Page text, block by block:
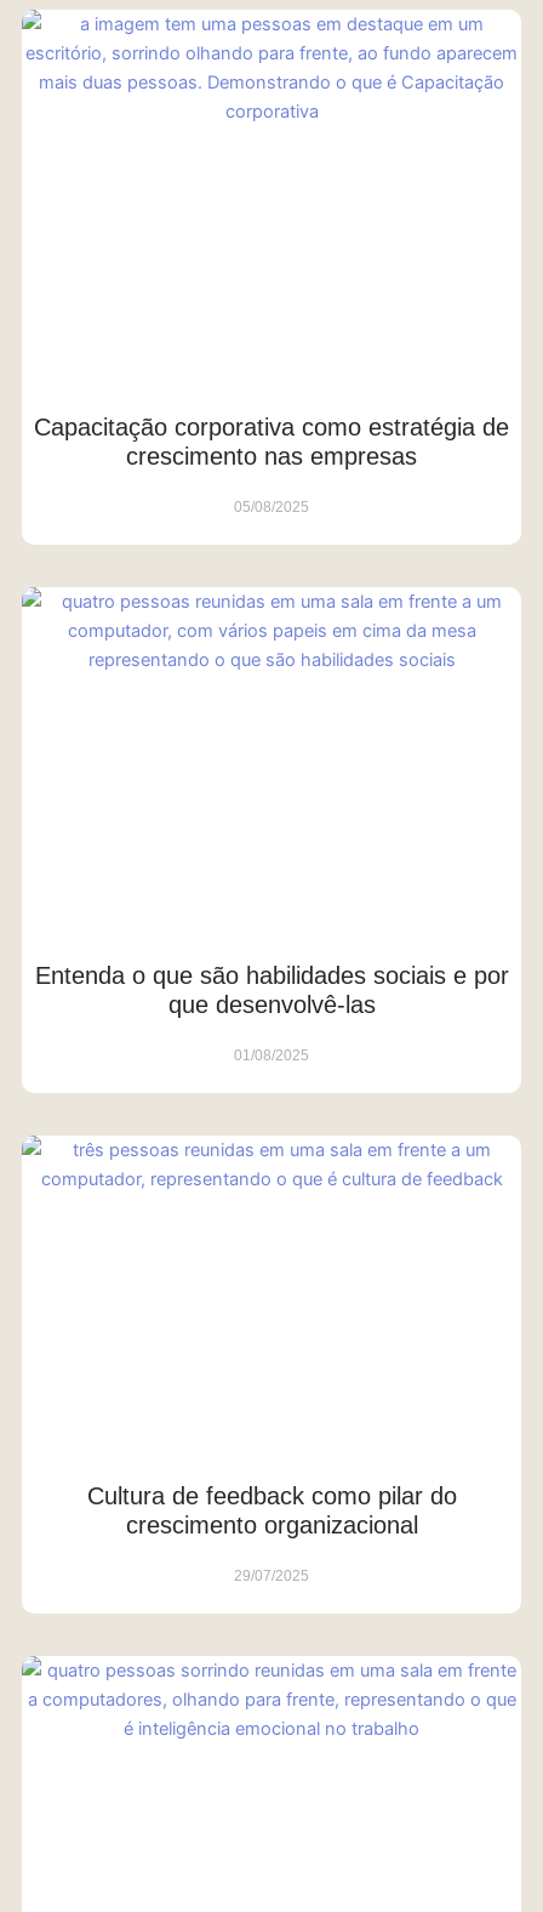
Capacitação corporativa como estratégia de
crescimento nas empresas
05/08/2025
Entenda o que são habilidades sociais e por
que desenvolvê-las
01/08/2025
Cultura de feedback como pilar do
crescimento organizacional
29/07/2025